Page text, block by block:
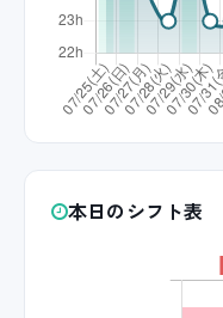
本日のシフト表